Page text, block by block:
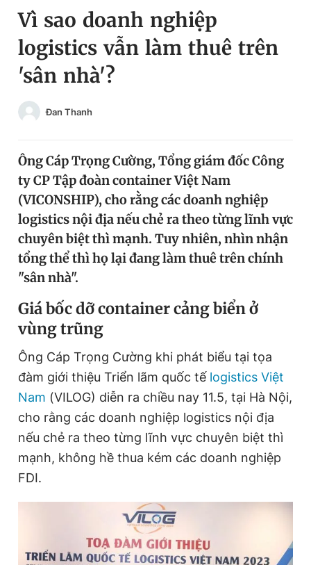
Chuyên mục
Chuyên mục khác
Chào ngày mới
Tin thị trường Tin 360
Video Magazine
Sản phẩm khác
Tiện ích
Thông tin tòa soạn Liên hệ quảng cáo
Đọc Thanh Niên trên điện thoại
Theo dõi báo trên
0906 645 777
Liên hệ quảng cáo
0908 780 404
Đổi mật khẩu
Tin đã lưu
Vì sao doanh nghiệp
logistics vẫn làm thuê trên
'sân nhà'?
Đan Thanh
Ông Cáp Trọng Cường, Tổng giám đốc Công
ty CP Tập đoàn container Việt Nam
(VICONSHIP), cho rằng các doanh nghiệp
logistics nội địa nếu chẻ ra theo từng lĩnh vực
chuyên biệt thì mạnh. Tuy nhiên, nhìn nhận
tổng thể thì họ lại đang làm thuê trên chính
"sân nhà".
Giá bốc dỡ container cảng biển ở
vùng trũng
Ông Cáp Trọng Cường khi phát biểu tại tọa
đàm giới thiệu Triển lãm quốc tế logistics Việt
Nam (VILOG) diễn ra chiều nay 11.5, tại Hà Nội,
cho rằng các doanh nghiệp logistics nội địa
nếu chẻ ra theo từng lĩnh vực chuyên biệt thì
mạnh, không hề thua kém các doanh nghiệp
FDI.